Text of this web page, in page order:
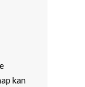
kan